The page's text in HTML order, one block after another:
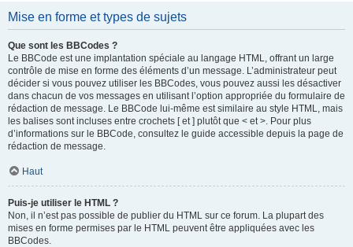
Mise en forme et types de sujets
Que sont les BBCodes ?
Le BBCode est une implantation spéciale au langage HTML, offrant un large
contrôle de mise en forme des éléments d’un message. L’administrateur peut
décider si vous pouvez utiliser les BBCodes, vous pouvez aussi les désactiver
dans chacun de vos messages en utilisant l’option appropriée du formulaire de
rédaction de message. Le BBCode lui-même est similaire au style HTML, mais
les balises sont incluses entre crochets [ et ] plutôt que < et >. Pour plus
d’informations sur le BBCode, consultez le guide accessible depuis la page de
rédaction de message.
Haut
Puis-je utiliser le HTML ?
Non, il n’est pas possible de publier du HTML sur ce forum. La plupart des
mises en forme permises par le HTML peuvent être appliquées avec les
BBCodes.